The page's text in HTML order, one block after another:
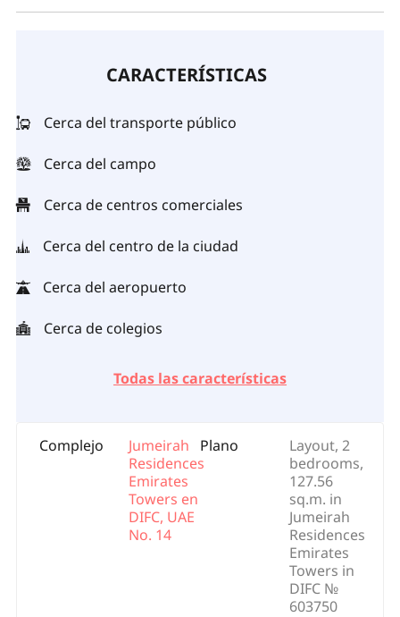
CARACTERÍSTICAS
Cerca del transporte público
Cerca del campo
Cerca de centros comerciales
Cerca del centro de la ciudad
Cerca del aeropuerto
Cerca de colegios
Todas las características
Complejo
Jumeirah
Residences
Emirates
Towers en
DIFC, UAE
No. 14
Plano
Layout, 2
bedrooms,
127.56
sq.m. in
Jumeirah
Residences
Emirates
Towers in
DIFC №
603750